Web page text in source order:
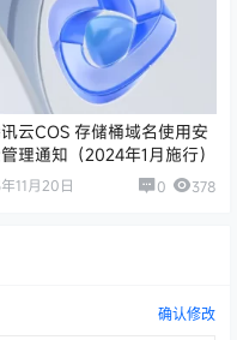
云COS 存储桶域名使用安
理通知（2024年1月施行）
11月20日 0 378
确认修改